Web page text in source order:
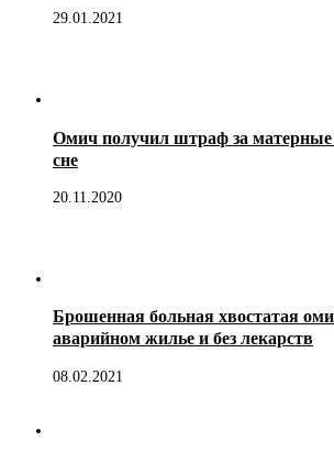
29.01.2021
Омич получил штраф за матерные
сне
20.11.2020
Брошенная больная хвостатая
аварийном жилье и без лекарств
08.02.2021